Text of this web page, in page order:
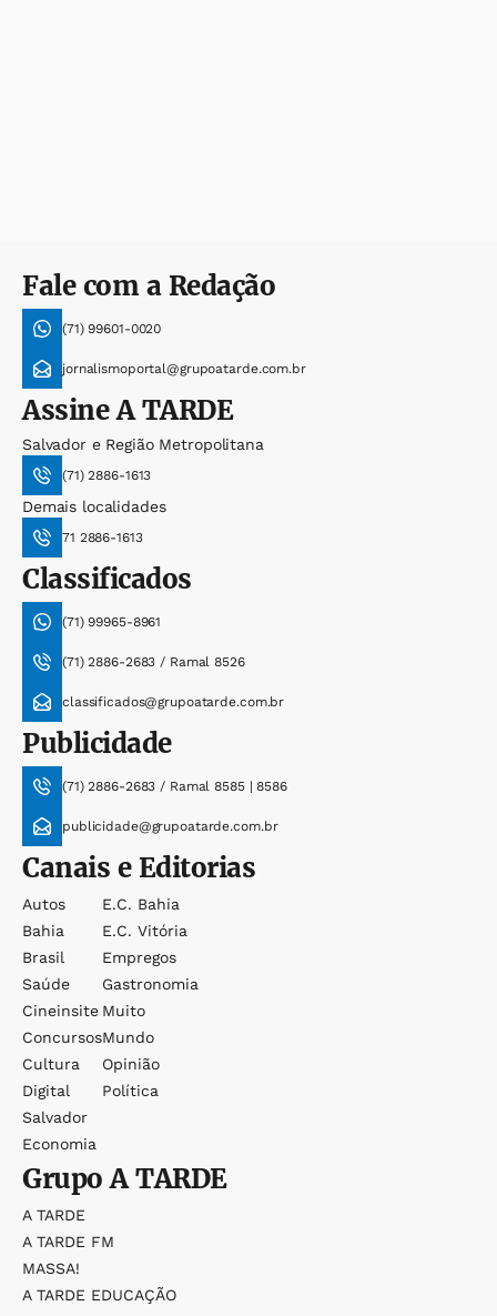
Fale com a Redação
(71) 99601-0020
jornalismoportal@grupoatarde.com.br
AssineA TARDE
Salvador e Região Metropolitana
(71) 2886-1613
Demais localidades
71 2886-1613
Classificados
(71) 99965-8961
(71) 2886-2683 / Ramal 8526
classificados@grupoatarde.com.br
Publicidade
(71) 2886-2683 / Ramal 8585 | 8586
publicidade@grupoatarde.com.br
Canais e Editorias
Autos
Bahia
Brasil
Saúde
Cineinsite
Concursos
Cultura
Digital
Salvador
Economia
E.c. Bahia
E.c. Vitória
Empregos
Gastronomia
Muito
Mundo
Opinião
Política
GrupoA TARDE
A TARDE
A TARDE FM
MASSA!
A TARDE EDUCAÇÃO